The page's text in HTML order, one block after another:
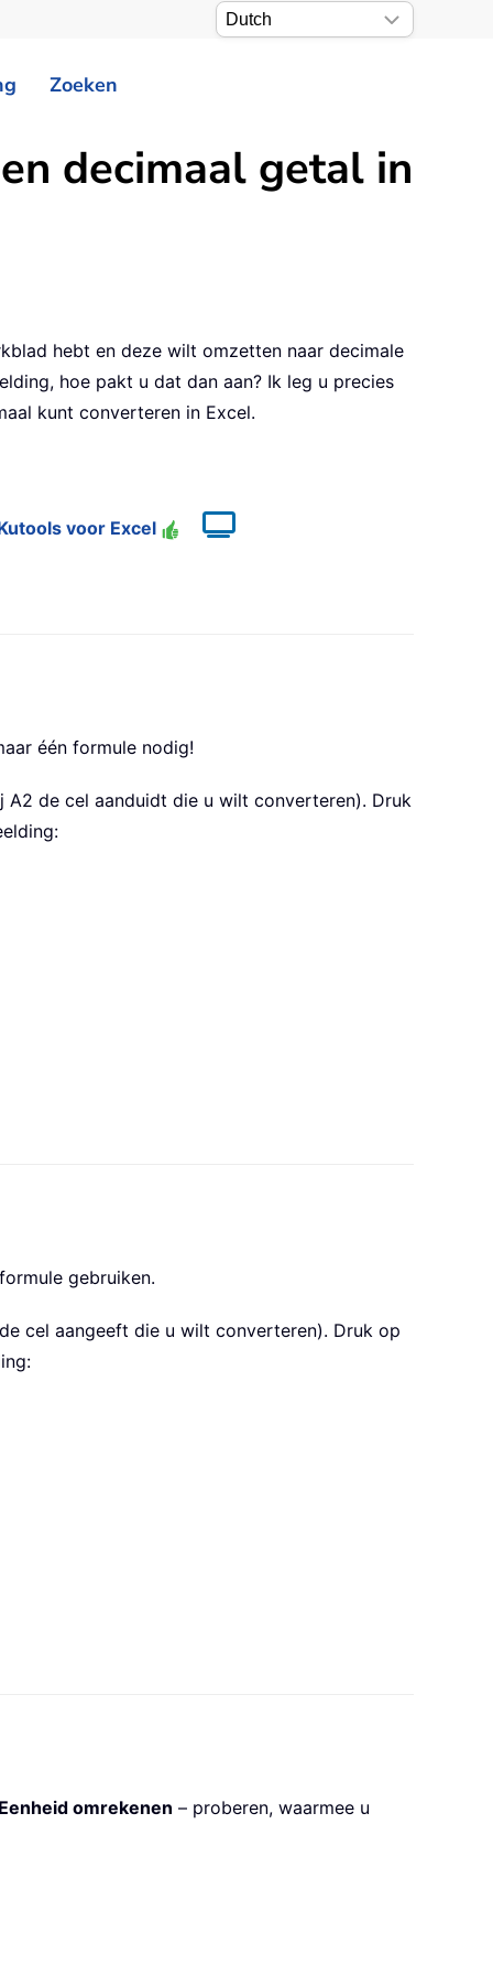
Zoeken
decimaal getal in
hebt en deze wilt omzetten naar decimale
hoe pakt u dat dan aan? Ik leg u precies
kunt converteren in Excel.
voor Excel
één formule nodig!
A2 de cel aanduidt die u wilt converteren). Druk
gebruiken.
cel aangeeft die u wilt converteren). Druk op
Eenheid omrekenen – proberen, waarmee u